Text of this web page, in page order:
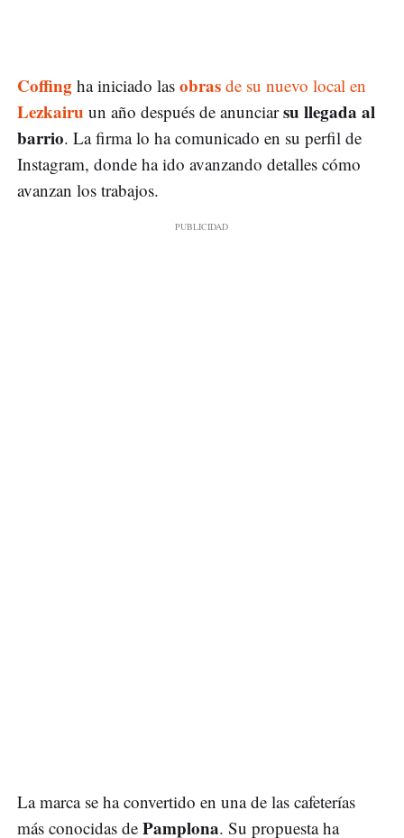
Coffing ha iniciado las obras de su nuevo local en
Lezkairu un año después de anunciarsu llegada al
barrio. La firma lo ha comunicado en su perfil de
Instagram, donde ha ido avanzando detalles cómo
avanzan los trabajos.
La marca se ha convertido en una de las cafeterías
más conocidas de Pamplona. Su propuesta ha